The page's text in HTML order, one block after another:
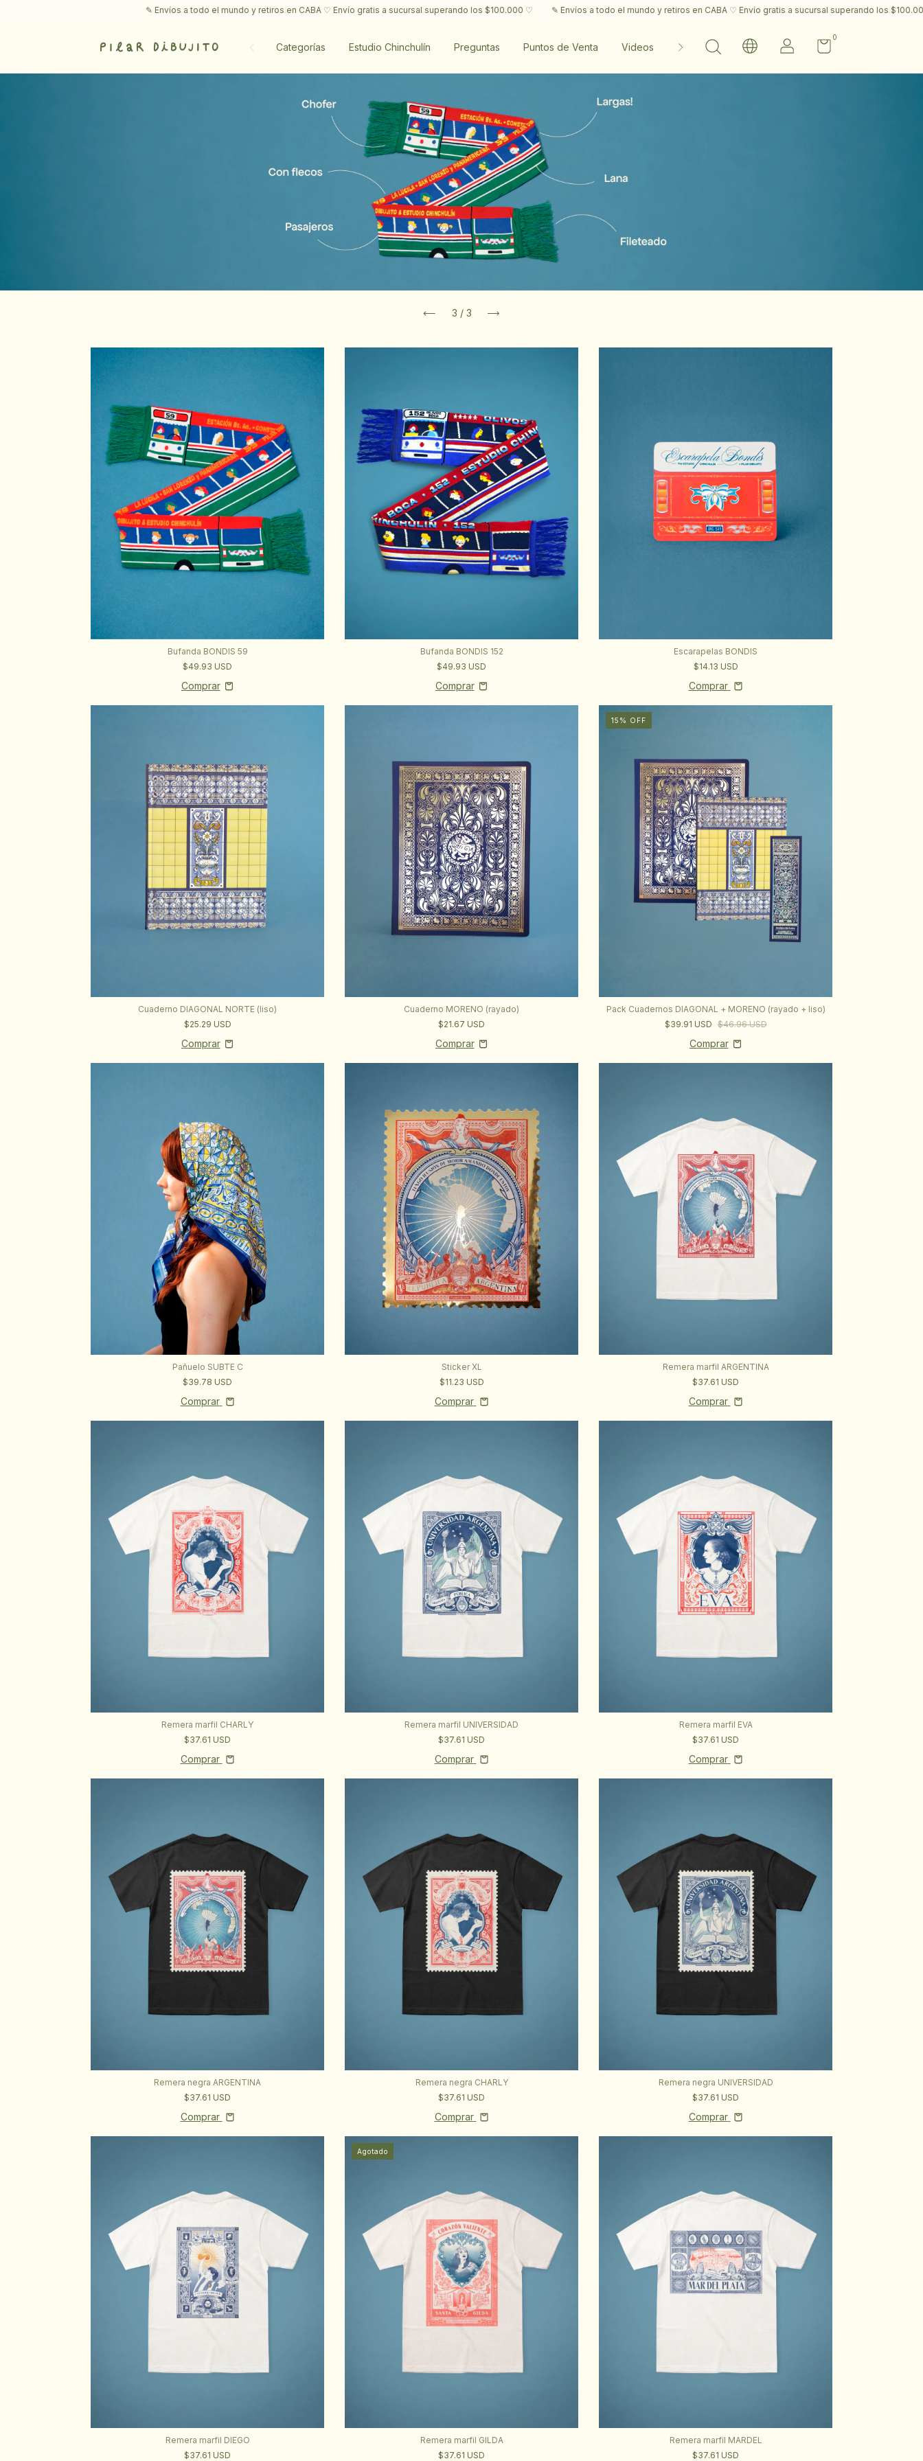
✎ Envíos a todo el mundo y retiros en CABA ♡ Envío gratis a sucursal superando los $100.000 ♡ ✎ Envíos a todo el mundo y retiros en CABA ♡ Envío gratis a sucursal superando los $100.000 ♡ ✎ Envíos a todo el
Categorías Estudio Chinchulín Preguntas Puntos de Venta Videos Contacto
0
1/ 3
Bufanda BONDIS 59
$49.93 USD
Bufanda BONDIS 152
$49.93 USD
Escarapelas BONDIS
$14.13 USD
Comprar
Cuaderno DIAGONAL NORTE (liso)
$25.29 USD
Cuaderno MORENO (rayado)
$21.67 USD
15 % OFF
Pack Cuadernos DIAGONAL + MORENO (rayado + liso)
$39.91 USD $46.96 USD
Pañuelo SUBTE C
$39.78 USD
Comprar
Sticker XL
$11.23 USD
Comprar
Remera marfil ARGENTINA
$37.61 USD
Comprar
Remera marfil CHARLY
$37.61 USD
Comprar
Remera marfil UNIVERSIDAD
$37.61 USD
Comprar
Remera marfil EVA
$37.61 USD
Comprar
Remera negra ARGENTINA
$37.61 USD
Comprar
Remera negra CHARLY
$37.61 USD
Comprar
Remera negra UNIVERSIDAD
$37.61 USD
Comprar
Remera marfil DIEGO
$37.61 USD
Agotado
Remera marfil GILDA
$37.61 USD
Remera marfil MARDEL
$37.61 USD